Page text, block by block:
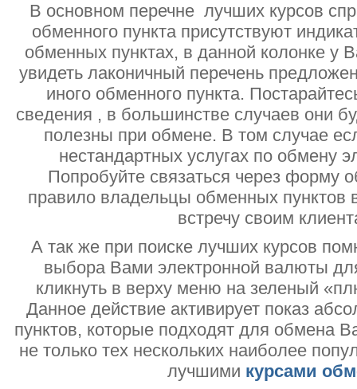
В основном перечне лучших курсов
обменного пункта присутствуют
обменных пунктах, в данной колонке у
увидеть лаконичный перечень
иного обменного пункта.
сведения , в большинстве случаев они
полезны при обмене. В том случае
нестандартных услугах по обмену
Попробуйте связаться через форму
правило владельцы обменных пунктов
встречу своим
А так же при поиске лучших курсов
выбора Вами электронной валюты
кликнуть в верху меню на зеленый
Данное действие активирует показ
пунктов, которые подходят для обмена
не только тех нескольких наиболее
лучшими курсами